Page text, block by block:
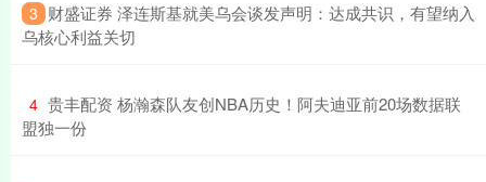
3 ​财盛证券 泽连斯基就美乌会谈发声明：达成共识，有望纳入
乌核心利益关切
4 ​贵丰配资 杨瀚森队友创NBA历史！阿夫迪亚前20场数据联
盟独一份